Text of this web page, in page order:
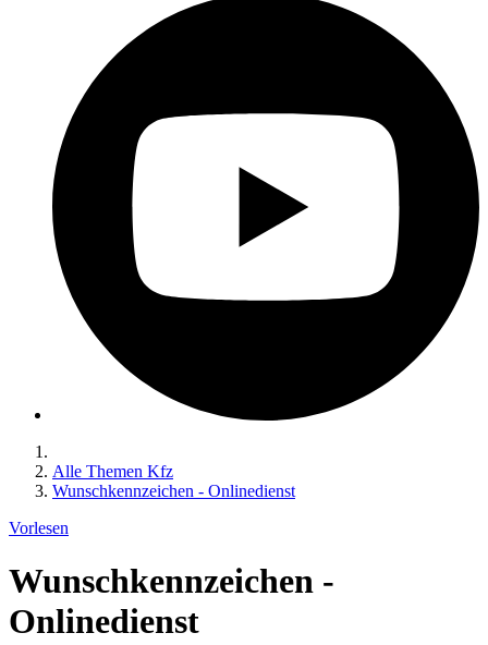
Alle Themen Kfz
Wunschkennzeichen - Onlinedienst
Vorlesen
Wunschkennzeichen -
Onlinedienst